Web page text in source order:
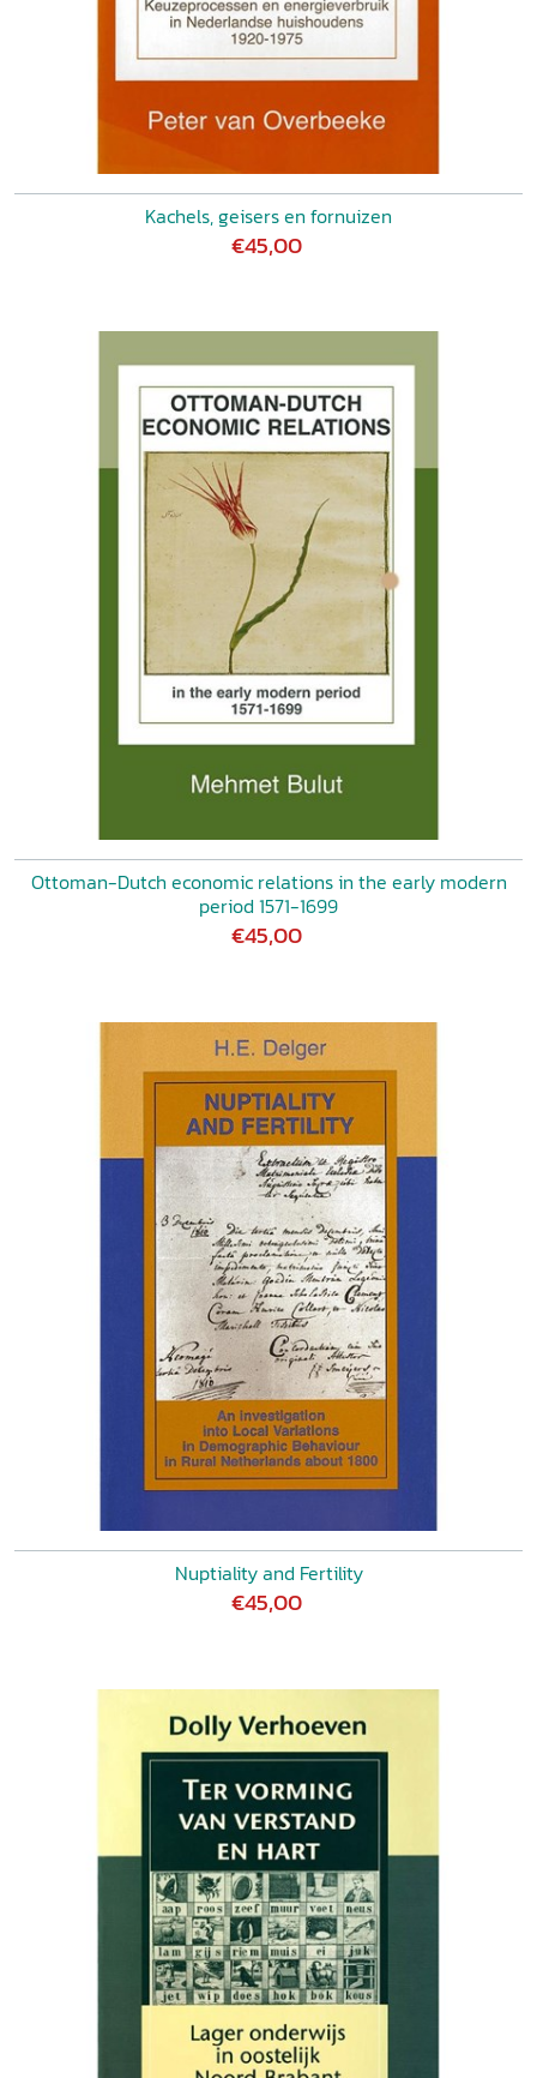
Kachels, geisers en fornuizen
€45,00
Ottoman-Dutch economic relations in the early modern
period 1571-1699
€45,00
Nuptiality and Fertility
€45,00